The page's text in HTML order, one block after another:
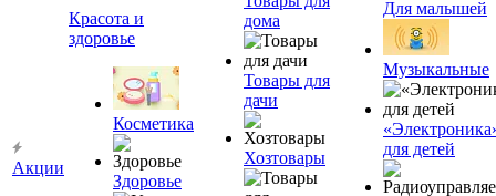
Акции
Красота и
здоровье
Косметика
Здоровье
дома
Товары для
дачи
Хозтовары
Для малышей
Музыкальные
для детей